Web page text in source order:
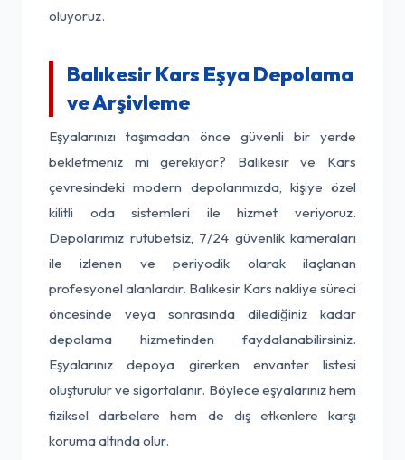
oluyoruz.
Balıkesir Kars Eşya Depolama
ve Arşivleme
Eşyalarınızı taşımadan önce güvenli bir yerde
bekletmeniz mi gerekiyor? Balıkesir ve Kars
çevresindeki modern depolarımızda, kişiye özel
kilitli oda sistemleri ile hizmet veriyoruz.
Depolarımız rutubetsiz, 7/24 güvenlik kameraları
ile izlenen ve periyodik olarak ilaçlanan
profesyonel alanlardır. Balıkesir Kars nakliye süreci
öncesinde veya sonrasında dilediğiniz kadar
depolama hizmetinden faydalanabilirsiniz.
Eşyalarınız depoya girerken envanter listesi
oluşturulur ve sigortalanır. Böylece eşyalarınız hem
fiziksel darbelere hem de dış etkenlere karşı
koruma altında olur.